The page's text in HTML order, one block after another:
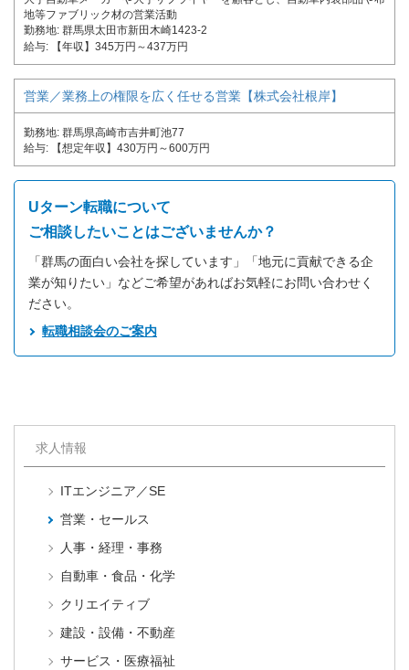
地等ファブリック材の営業活動
勤務地 群馬県太田市新田木崎1423-2
給与
【年収】345万円～437万円
営業／業務上の権限を広く任せる営業【株式会社根岸】
勤務地 群馬県高崎市吉井町池77
給与
【想定年収】430万円～600万円
Uターン転職について
ご相談したいことはございませんか？
「群馬の面白い会社を探しています」「地元に貢献できる企
業が知りたい」などご希望があればお気軽にお問い合わせく
ださい。
転職相談会のご案内
求人情報
ITエンジニア／SE
営業・セールス
人事・経理・事務
自動車・食品・化学
クリエイティブ
建設・設備・不動産
サービス・医療福祉